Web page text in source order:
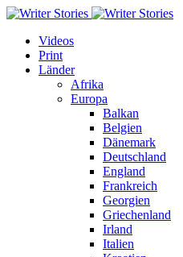
Videos
Print
Länder
Afrika
Europa
Balkan
Belgien
Dänemark
Deutschland
England
Frankreich
Georgien
Griechenland
Irland
Italien